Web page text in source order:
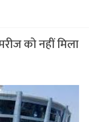
को नहीं मिला